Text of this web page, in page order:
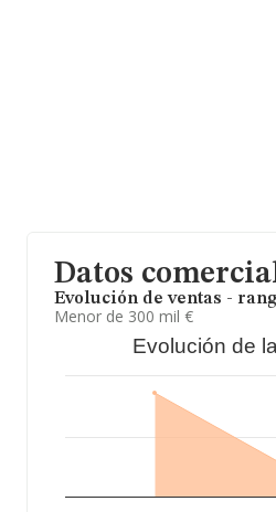
Datos
Evolución de ventas -
Menor de 300 mil €
Evolución de